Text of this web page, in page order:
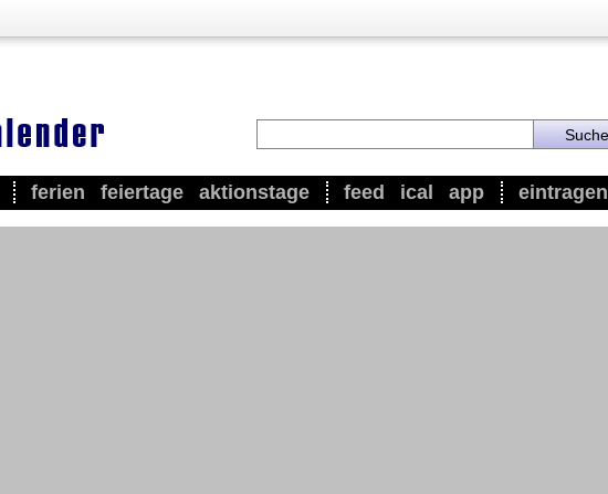
ferien feiertage aktionstage feed ical app eintragen